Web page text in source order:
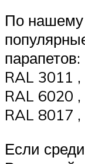
По
RAL 3011
RAL 6020
RAL 8017
Если